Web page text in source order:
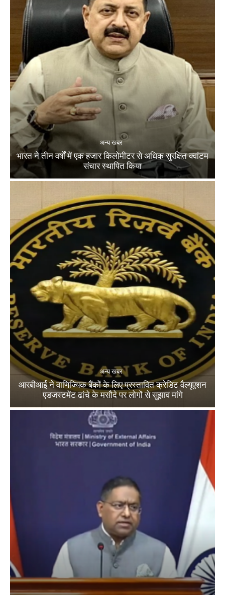
अन्य खबर
भारत ने तीन वर्षों में एक हजार किलोमीटर से अधिक सुरक्षित क्वांटम
संचार स्थापित किया
अन्य खबर
आरबीआई ने वाणिज्यिक बैंकों के लिए प्रस्तावित क्रेडिट वैल्यूएशन
एडजस्टमेंट ढांचे के मसौदे पर लोगों से सुझाव मांगे